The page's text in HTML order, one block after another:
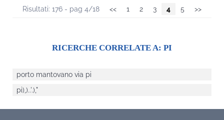
Risultati: 176 - pag 4/18 << 1 2 3 4 5 >>
RICERCHE CORRELATE A: PI
porto mantovano via pi
pi),)..'.),"